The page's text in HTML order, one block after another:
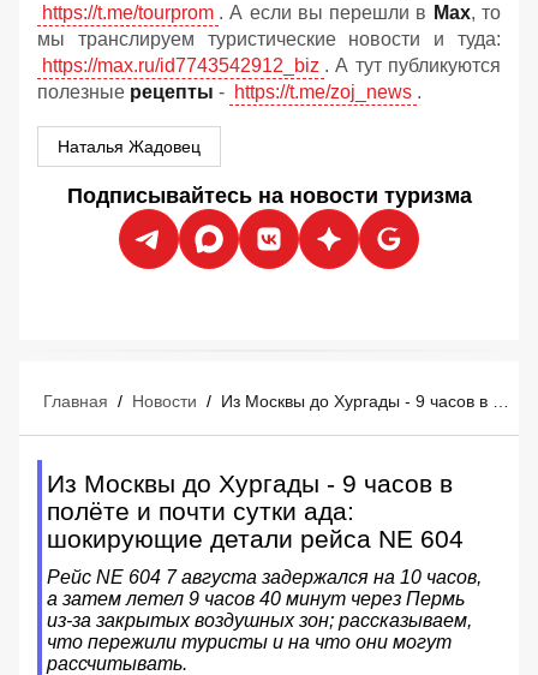
https://t.me/tourprom . А если вы перешли в Мах, то
мы транслируем туристические новости и туда:
https://max.ru/id7743542912_biz . А тут публикуются
полезные рецепты - https://t.me/zoj_news .
Наталья Жадовец
Подписывайтесь на новости туризма
Главная / Новости /
Из Москвы до Хургады - 9 часов в
полёте и почти сутки ада:
шокирующие детали рейса NE 604
Рейс NE 604 7 августа задержался на 10 часов,
а затем летел 9 часов 40 минут через Пермь
из‑за закрытых воздушных зон; рассказываем,
что пережили туристы и на что они могут
рассчитывать.